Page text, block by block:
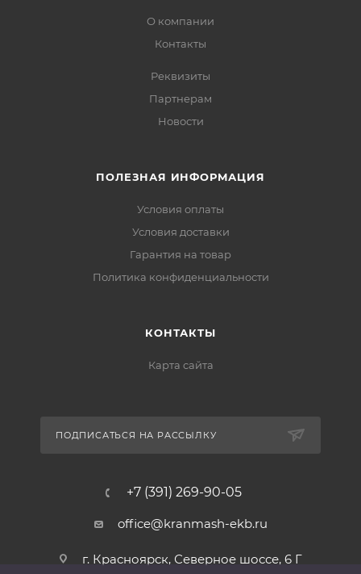
О компании
Контакты
Реквизиты
Партнерам
Новости
ПОЛЕЗНАЯ ИНФОРМАЦИЯ
Условия оплаты
Условия доставки
Гарантия на товар
Политика конфиденциальности
КОНТАКТЫ
Карта сайта
ПОДПИСАТЬСЯ НА РАССЫЛКУ
+7 (391) 269-90-05
office@kranmash-ekb.ru
г. Красноярск, Северное шоссе, 6 Г